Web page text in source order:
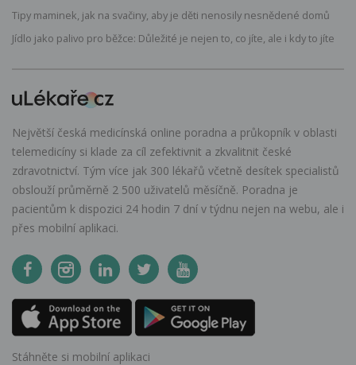
Tipy maminek, jak na svačiny, aby je děti nenosily nesnědené domů
Jídlo jako palivo pro běžce: Důležité je nejen to, co jíte, ale i kdy to jíte
Největší česká medicínská online poradna a průkopník v oblasti
telemedicíny si klade za cíl zefektivnit a zkvalitnit české
zdravotnictví. Tým více jak 300 lékařů včetně desítek specialistů
obslouží průměrně 2 500 uživatelů měsíčně. Poradna je
pacientům k dispozici 24 hodin 7 dní v týdnu nejen na webu, ale i
přes mobilní aplikaci.
Stáhněte si mobilní aplikaci